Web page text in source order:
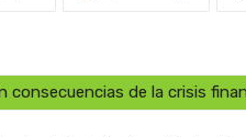
consecuencias de la crisis